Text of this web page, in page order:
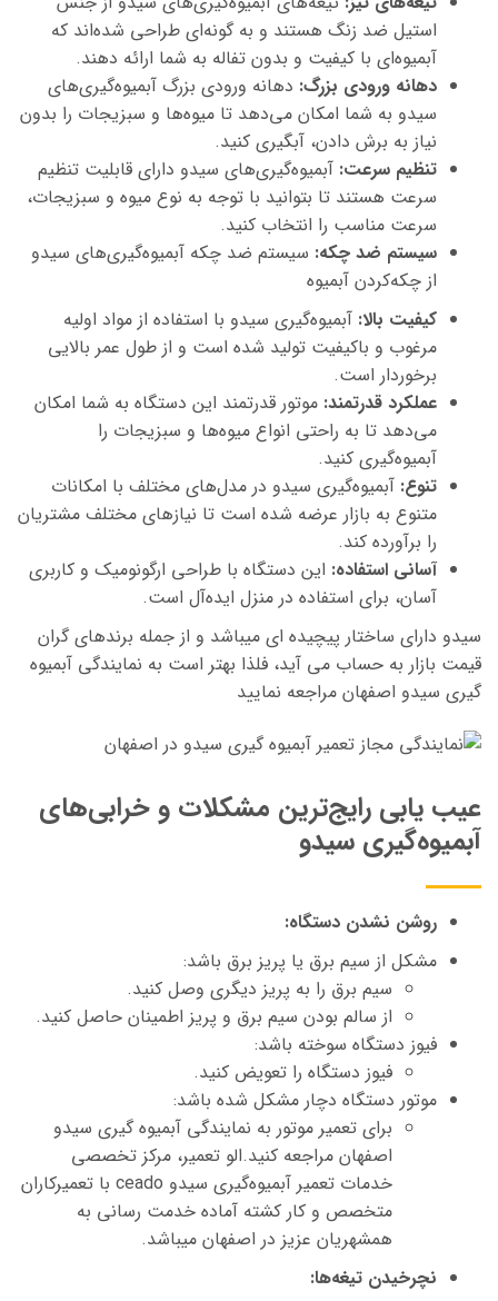
استیل ضد زنگ هستند و به گونه‌ای طراحی شده‌اند که
آبمیوه‌ای با کیفیت و بدون تفاله به شما ارائه دهند.
دهانه ورودی بزرگ: دهانه ورودی بزرگ آبمیوه‌گیری‌های
سیدو به شما امکان می‌دهد تا میوه‌ها و سبزیجات را بدون
نیاز به برش دادن، آبگیری کنید.
تنظیم سرعت: آبمیوه‌گیری‌های سیدو دارای قابلیت تنظیم
سرعت هستند تا بتوانید با توجه به نوع میوه و سبزیجات،
سرعت مناسب را انتخاب کنید.
سیستم ضد چکه: سیستم ضد چکه آبمیوه‌گیری‌های سیدو
از چکه‌کردن آبمیوه
کیفیت بالا: آبمیوه‌گیری سیدو با استفاده از مواد اولیه
مرغوب و باکیفیت تولید شده است و از طول عمر بالایی
برخوردار است.
عملکرد قدرتمند: موتور قدرتمند این دستگاه به شما امکان
می‌دهد تا به راحتی انواع میوه‌ها و سبزیجات را
آبمیوه‌گیری کنید.
تنوع: آبمیوه‌گیری سیدو در مدل‌های مختلف با امکانات
متنوع به بازار عرضه شده است تا نیازهای مختلف مشتریان
را برآورده کند.
آسانی استفاده: این دستگاه با طراحی ارگونومیک و کاربری
آسان، برای استفاده در منزل ایده‌آل است.
سیدو دارای ساختار پیچیده ای میباشد و از جمله برندهای گران
قیمت بازار به حساب می آید، فلذا بهتر است به نمایندگی آبمیوه
گیری سیدو اصفهان مراجعه نمایید
عیب یابی رایج‌ترین مشکلات و خرابی‌های
آبمیوه‌گیری سیدو
روشن نشدن دستگاه:
مشکل از سیم برق یا پریز برق باشد:
سیم برق را به پریز دیگری وصل کنید.
از سالم بودن سیم برق و پریز اطمینان حاصل کنید.
فیوز دستگاه سوخته باشد:
فیوز دستگاه را تعویض کنید.
موتور دستگاه دچار مشکل شده باشد:
برای تعمیر موتور به نمایندگی آبمیوه گیری سیدو
اصفهان مراجعه کنید.الو تعمیر، مرکز تخصصی
خدمات تعمیر آبمیوه‌گیری سیدو ceado
با تعمیرکاران
متخصص و کار کشته آماده خدمت رسانی به
همشهریان عزیز در اصفهان میباشد.
نچرخیدن تیغه‌ها: